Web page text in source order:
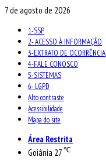
7 de agosto de 2026
1-SSP
2- ACESSO À INFORMAÇÃO
3-EXTRATO DE OCORRÊNCIA
4-FALE CONOSCO
5-SISTEMAS
6- LGPD
Alto contraste
Acessibilidade
Mapa do site
Área Restrita
Goiânia 27℃